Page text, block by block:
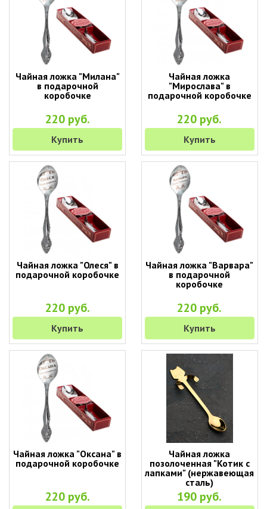
Чайная ложка "Милана"
в подарочной
коробочке
220 руб.
Купить
Чайная ложка
"Мирослава" в
подарочной коробочке
220 руб.
Купить
Чайная ложка "Олеся" в
подарочной коробочке
220 руб.
Купить
Чайная ложка "Варвара"
в подарочной
коробочке
220 руб.
Купить
Чайная ложка "Оксана" в
подарочной коробочке
220 руб.
Чайная ложка
позолоченная "Котик с
лапками" (нержавеющая
сталь)
190 руб.